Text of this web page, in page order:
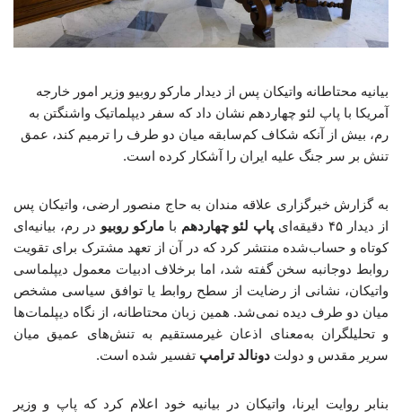
بیانیه محتاطانه واتیکان پس از دیدار مارکو روبیو وزیر امور خارجه
آمریکا با پاپ لئو چهاردهم نشان داد که سفر دیپلماتیک واشنگتن به
رم، بیش از آنکه شکاف کم‌سابقه میان دو طرف را ترمیم کند، عمق
تنش بر سر جنگ علیه ایران را آشکار کرده است.
به گزارش خبرگزاری علاقه مندان به حاج منصور ارضی، واتیکان پس
از دیدار ۴۵ دقیقه‌ای
پاپ لئو چهاردهم با مارکو روبیو در رم، بیانیه‌ای
کوتاه و حساب‌شده منتشر کرد که در آن از تعهد مشترک برای تقویت
روابط دوجانبه سخن گفته شد، اما برخلاف ادبیات معمول دیپلماسی
واتیکان، نشانی از رضایت از سطح روابط یا توافق سیاسی مشخص
میان دو طرف دیده نمی‌شد. همین زبان محتاطانه، از نگاه دیپلمات‌ها
و تحلیلگران به‌معنای اذعان غیرمستقیم به تنش‌های عمیق میان
سریر مقدس و دولت دونالد ترامپ تفسیر شده است.
بنابر روایت ایرنا، واتیکان در بیانیه خود اعلام کرد که پاپ و وزیر